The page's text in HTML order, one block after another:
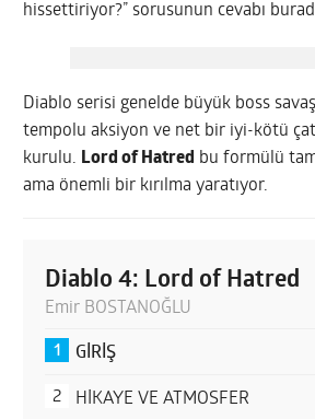
hissettiriyor?” sorusunun cevabı
Diablo serisi genelde büyük boss
tempolu aksiyon ve net bir iyi-kötü
kurulu. Lord of Hatred bu formülü
ama önemli bir kırılma yaratıyor.
Diablo 4: Lord of Hatred
Emir BOSTANOĞLU
GİRİŞ
HİKAYE VE ATMOSFER